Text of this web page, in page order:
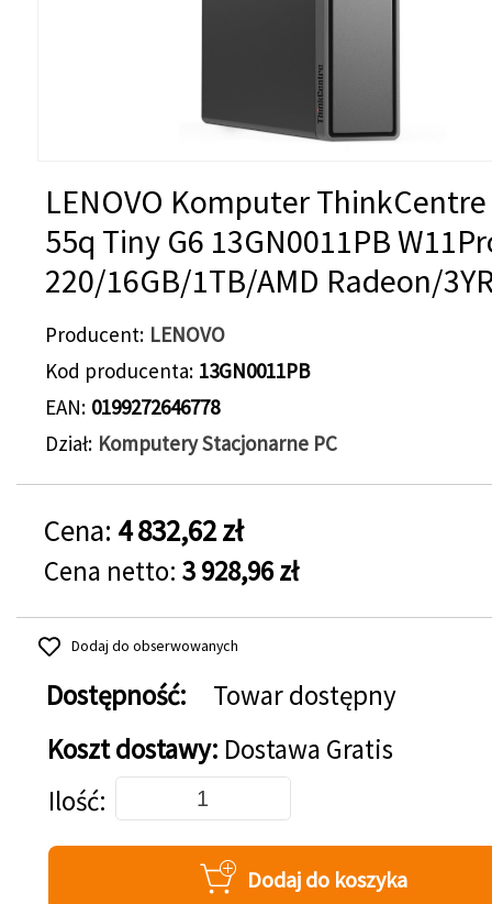
LENOVO Komputer
55q Tiny G6 13GN0011PB
220/16GB/1TB/AMD Radeon/
Producent LENOVO
Kod producenta 13GN0011PB
EAN 0199272646778
Dział Komputery Stacjonarne PC
Cena: 4 832,62 zł
Cena netto: 3 928,96 zł
Dodaj do obserwowanych
Dostępność:
Towar dostępny
Koszt dostawy: Dostawa Gratis
Dodaj do koszyka
Ilość
Dodaj do koszyka